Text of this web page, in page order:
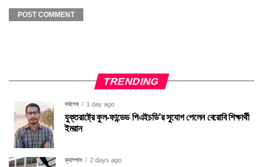
TRENDING
সর্বশেষ 1 day ago
যুক্তরাষ্ট্রে ফুল-ফান্ডেড পিএইচডি’র সুযোগ পেলেন বেরোবি শিক্ষার্থী
ইমরান
ক্যাম্পাস 2 days ago